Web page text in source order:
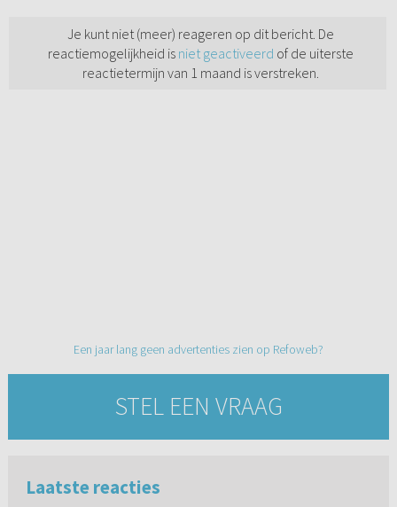
Je kunt niet (meer) reageren op dit bericht. De
reactiemogelijkheid is niet geactiveerd of de uiterste
reactietermijn van 1 maand is verstreken.
Een jaar lang geen advertenties zien op Refoweb?
STEL EEN VRAAG
Laatste reacties